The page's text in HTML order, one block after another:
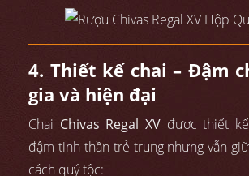
4. Thiết kế chai – Đậm
gia và hiện đại
Chai Chivas Regal XV được thiết
đậm tinh thần trẻ trung nhưng vẫn
cách quý tộc: